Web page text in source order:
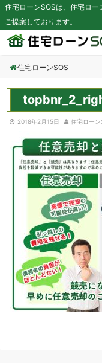
住宅ローンSOSは、住宅ロ
ご提案しております。
住宅ローンSOS
2018年2月15日 住宅ローン